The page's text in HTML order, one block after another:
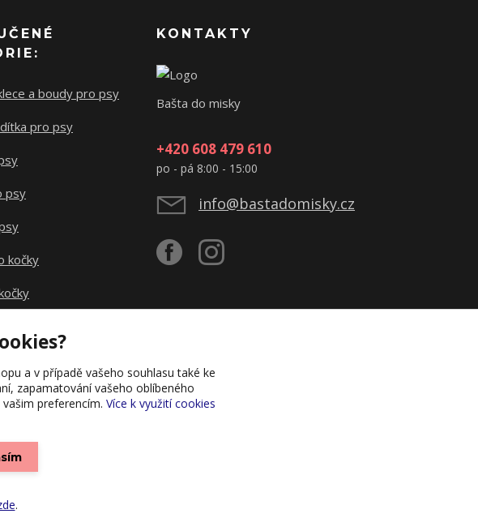
a boudy pro psy
pro psy
psy
kočky
KONTAKTY
Bašta do misky
+420 608 479 610
po - pá 8:00 - 15:00
info@bastadomisky.cz
a v případě vašeho souhlasu také ke
zapamatování vašeho oblíbeného
preferencím. Více k využití cookies
.